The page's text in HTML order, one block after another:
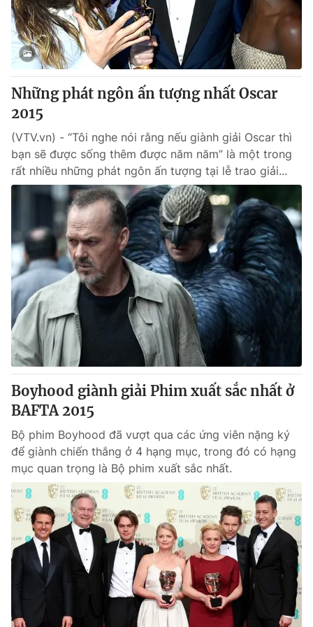
Sản phẩm
Thị trường
Tư vấn
Lịch phát sóng
Chuyên mục khác
Emagazine
Photo Infographic
Shorts video
VTV Money VTV Thể thao
VTV Sức khoẻ Bất động sản
Thị trường 24h Tấm lòng Việt
VTV4 Vươn mình bằng AI
VTV9
Liên hệ tòa soạn English
THỜI BÁO VTV
Theo dõi báo trên
Cơ quan chủ quản:
Đài Truyền hình Việt Nam
Những phát ngôn ấn tượng nhất Oscar
2015
(VTV.vn) - “Tôi nghe nói rằng nếu giành giải Oscar thì
bạn sẽ được sống thêm được năm năm” là một trong
rất nhiều những phát ngôn ấn tượng tại lễ trao giải...
Boyhood giành giải Phim xuất sắc nhất ở
BAFTA 2015
Bộ phim Boyhood đã vượt qua các ứng viên nặng ký
để giành chiến thắng ở 4 hạng mục, trong đó có hạng
mục quan trọng là Bộ phim xuất sắc nhất.